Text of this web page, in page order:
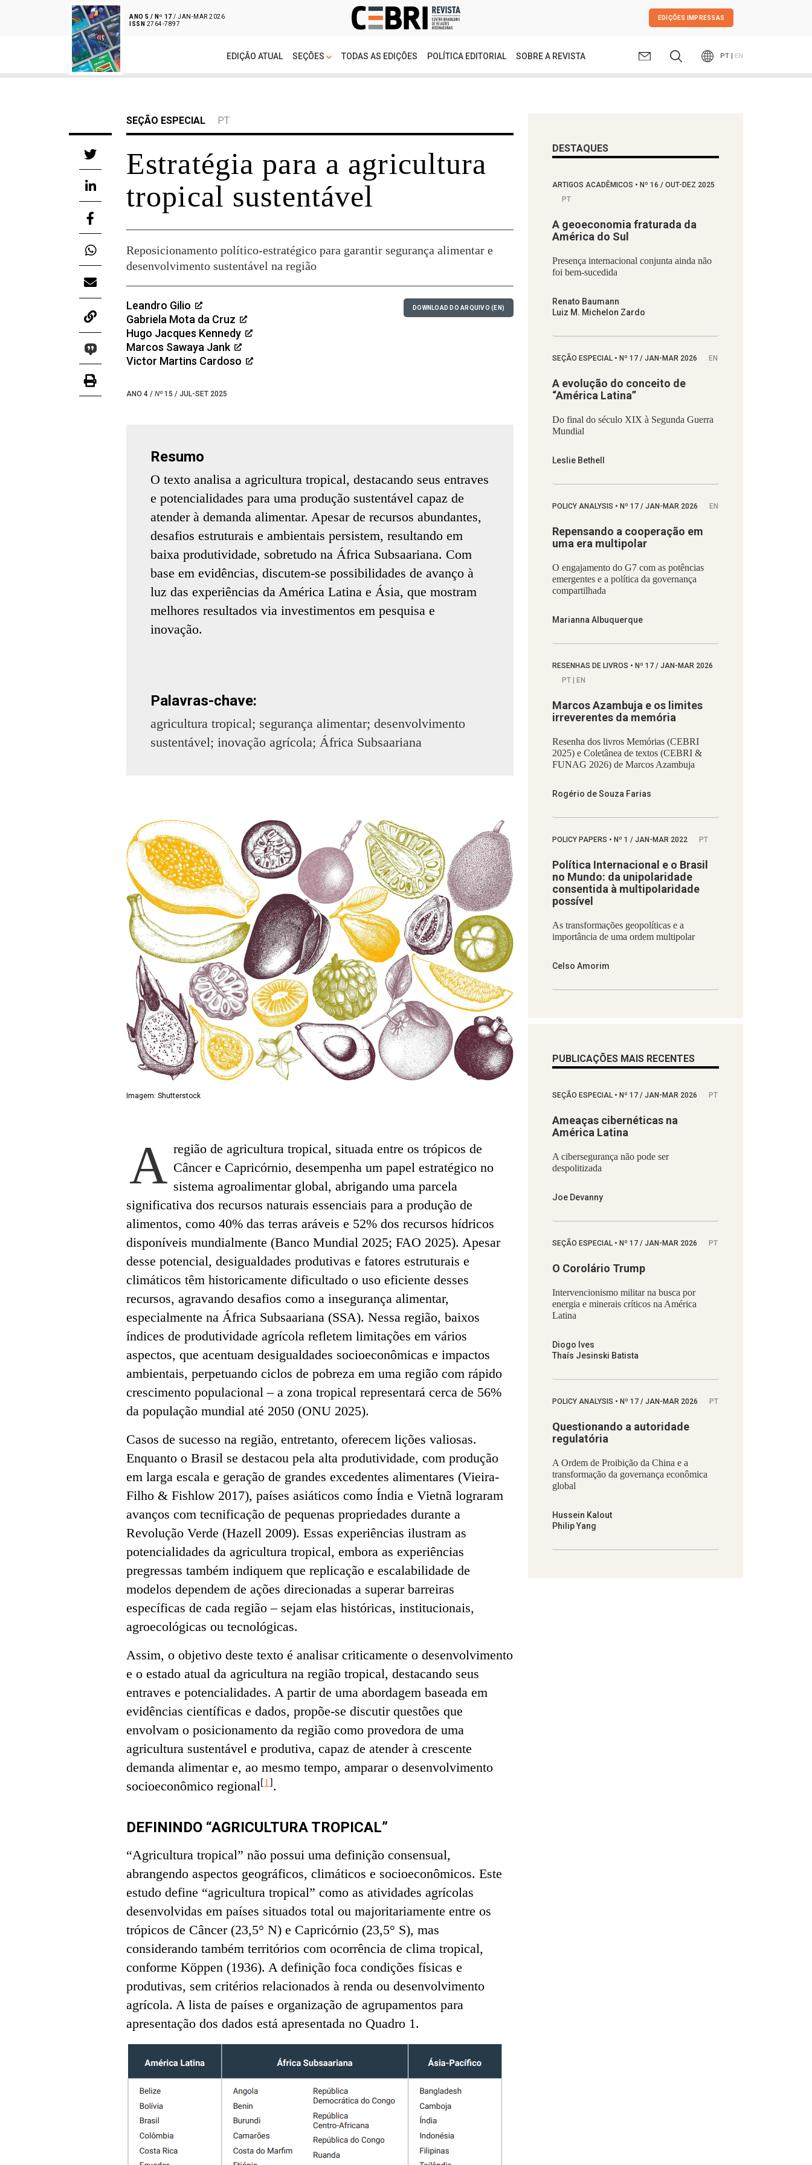
ANO 5 / Nº 17 / JAN-MAR 2026
ISSN 2764-7897
EDIÇÕES IMPRESSAS
EDIÇÃO ATUAL SEÇÕES TODAS AS EDIÇÕES POLÍTICA EDITORIAL SOBRE A REVISTA PT | EN
SEÇÃO ESPECIAL PT
Estratégia para a agricultura
tropical sustentável
Reposicionamento político-estratégico para garantir segurança alimentar e
desenvolvimento sustentável na região
Leandro Gilio
Gabriela Mota da Cruz
Hugo Jacques Kennedy
Marcos Sawaya Jank
Victor Martins Cardoso
ANO 4 / Nº 15 / JUL-SET 2025
DOWNLOAD DO ARQUIVO (EN)
Resumo
O texto analisa a agricultura tropical, destacando seus entraves
e potencialidades para uma produção sustentável capaz de
atender à demanda alimentar. Apesar de recursos abundantes,
desafios estruturais e ambientais persistem, resultando em
baixa produtividade, sobretudo na África Subsaariana. Com
base em evidências, discutem-se possibilidades de avanço à
luz das experiências da América Latina e Ásia, que mostram
melhores resultados via investimentos em pesquisa e
inovação.
Palavras-chave:
agricultura tropical; segurança alimentar; desenvolvimento
sustentável; inovação agrícola; África Subsaariana
Imagem: Shutterstock
A região de agricultura tropical, situada entre os trópicos de
Câncer e Capricórnio, desempenha um papel estratégico no
sistema agroalimentar global, abrigando uma parcela
significativa dos recursos naturais essenciais para a produção de
alimentos, como 40% das terras aráveis e 52% dos recursos hídricos
disponíveis mundialmente (Banco Mundial 2025; FAO 2025). Apesar
desse potencial, desigualdades produtivas e fatores estruturais e
climáticos têm historicamente dificultado o uso eficiente desses
recursos, agravando desafios como a insegurança alimentar,
especialmente na África Subsaariana (SSA). Nessa região, baixos
índices de produtividade agrícola refletem limitações em vários
aspectos, que acentuam desigualdades socioeconômicas e impactos
ambientais, perpetuando ciclos de pobreza em uma região com rápido
crescimento populacional – a zona tropical representará cerca de 56%
da população mundial até 2050 (ONU 2025).
Casos de sucesso na região, entretanto, oferecem lições valiosas.
Enquanto o Brasil se destacou pela alta produtividade, com produção
em larga escala e geração de grandes excedentes alimentares (Vieira-
Filho & Fishlow 2017), países asiáticos como Índia e Vietnã lograram
avanços com tecnificação de pequenas propriedades durante a
Revolução Verde (Hazell 2009). Essas experiências ilustram as
potencialidades da agricultura tropical, embora as experiências
pregressas também indiquem que replicação e escalabilidade de
modelos dependem de ações direcionadas a superar barreiras
específicas de cada região – sejam elas históricas, institucionais,
agroecológicas ou tecnológicas.
Assim, o objetivo deste texto é analisar criticamente o desenvolvimento
e o estado atual da agricultura na região tropical, destacando seus
entraves e potencialidades. A partir de uma abordagem baseada em
evidências científicas e dados, propõe-se discutir questões que
envolvam o posicionamento da região como provedora de uma
agricultura sustentável e produtiva, capaz de atender à crescente
demanda alimentar e, ao mesmo tempo, amparar o desenvolvimento
socioeconômico regional[1].
DEFININDO “AGRICULTURA TROPICAL”
“Agricultura tropical” não possui uma definição consensual,
abrangendo aspectos geográficos, climáticos e socioeconômicos. Este
estudo define “agricultura tropical” como as atividades agrícolas
desenvolvidas em países situados total ou majoritariamente entre os
trópicos de Câncer (23,5° N) e Capricórnio (23,5° S), mas
considerando também territórios com ocorrência de clima tropical,
conforme Köppen (1936). A definição foca condições físicas e
produtivas, sem critérios relacionados à renda ou desenvolvimento
agrícola. A lista de países e organização de agrupamentos para
apresentação dos dados está apresentada no Quadro 1.
DESTAQUES
ARTIGOS ACADÊMICOS • Nº 16 / OUT-DEZ 2025
PT
A geoeconomia fraturada da
América do Sul
Presença internacional conjunta ainda não
foi bem-sucedida
Renato Baumann
Luiz M. Michelon Zardo
SEÇÃO ESPECIAL • Nº 17 / JAN-MAR 2026 EN
A evolução do conceito de
“América Latina”
Do final do século XIX à Segunda Guerra
Mundial
Leslie Bethell
POLICY ANALYSIS • Nº 17 / JAN-MAR 2026 EN
Repensando a cooperação em
uma era multipolar
O engajamento do G7 com as potências
emergentes e a política da governança
compartilhada
Marianna Albuquerque
RESENHAS DE LIVROS • Nº 17 / JAN-MAR 2026
PT | EN
Marcos Azambuja e os limites
irreverentes da memória
Resenha dos livros Memórias (CEBRI
2025) e Coletânea de textos (CEBRI &
FUNAG 2026) de Marcos Azambuja
Rogério de Souza Farias
POLICY PAPERS • Nº 1 / JAN-MAR 2022 PT
Política Internacional e o Brasil
no Mundo: da unipolaridade
consentida à multipolaridade
possível
As transformações geopolíticas e a
importância de uma ordem multipolar
Celso Amorim
PUBLICAÇÕES MAIS RECENTES
SEÇÃO ESPECIAL • Nº 17 / JAN-MAR 2026 PT
Ameaças cibernéticas na
América Latina
A cibersegurança não pode ser
despolitizada
Joe Devanny
SEÇÃO ESPECIAL • Nº 17 / JAN-MAR 2026 PT
O Corolário Trump
Intervencionismo militar na busca por
energia e minerais críticos na América
Latina
Diogo Ives
Thaís Jesinski Batista
POLICY ANALYSIS • Nº 17 / JAN-MAR 2026 PT
Questionando a autoridade
regulatória
A Ordem de Proibição da China e a
transformação da governança econômica
global
Hussein Kalout
Philip Yang